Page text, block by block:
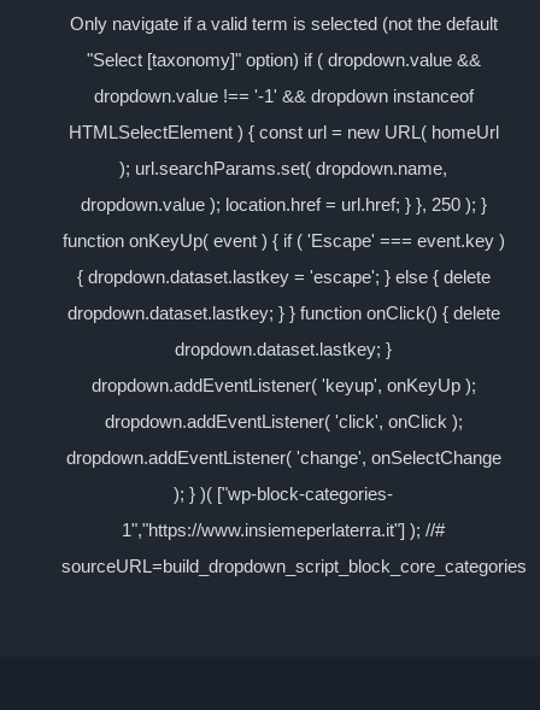
Only navigate if a valid term is selected (not the default
"Select [taxonomy]" option) if ( dropdown.value &&
dropdown.value !== '-1' && dropdown instanceof
HTMLSelectElement ) { const url = new URL( homeUrl
); url.searchParams.set( dropdown.name,
dropdown.value ); location.href = url.href; } }, 250 ); }
function onKeyUp( event ) { if ( 'Escape' === event.key )
{ dropdown.dataset.lastkey = 'escape'; } else { delete
dropdown.dataset.lastkey; } } function onClick() { delete
dropdown.dataset.lastkey; }
dropdown.addEventListener( 'keyup', onKeyUp );
dropdown.addEventListener( 'click', onClick );
dropdown.addEventListener( 'change', onSelectChange
); } )( ["wp-block-categories-
1","https://www.insiemeperlaterra.it"] ); //#
sourceURL=build_dropdown_script_block_core_categories